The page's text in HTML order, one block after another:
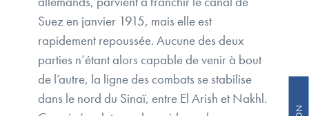
Suez en janvier 1915, mais elle est
rapidement repoussée. Aucune des deux
parties n’étant alors capable de venir à bout
de l’autre, la ligne des combats se stabilise
dans le nord du Sinaï, entre El Arish et Nakhl.